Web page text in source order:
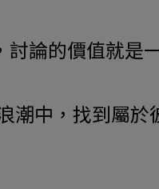
論的價值就是
潮中，找到屬於